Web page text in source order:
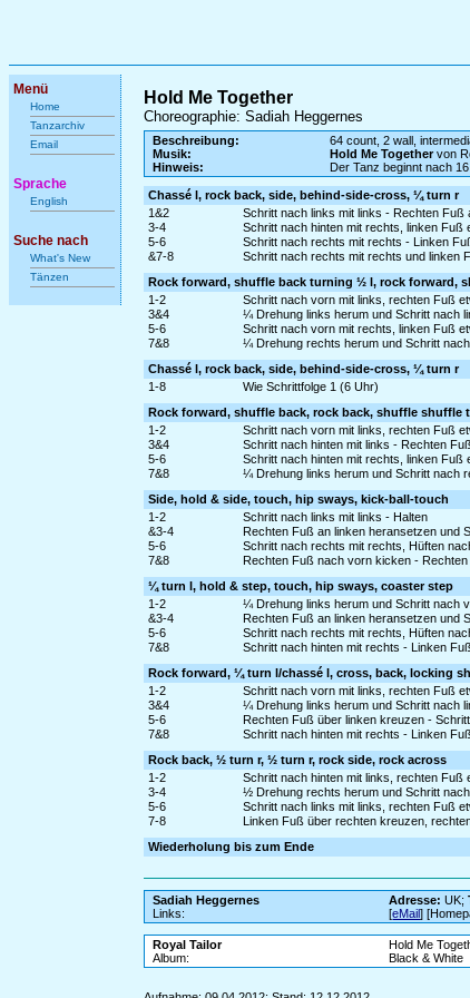
Menü
Home
Tanzarchiv
Email
Sprache
English
Suche nach
What's New
Tänzen
Hold Me Together
Choreographie: Sadiah Heggernes
Beschreibung:
64 count, 2 wall,
Musik:
Hold Me Togethervon
Hinweis:
Der Tanz beginnt nach
Chassé l, rock back, side, behind-side-cross, ¼ turn r
1&2
Schritt nach links mit links - Rechten Fuß
3-4
Schritt nach hinten mit rechts, linken
5-6
Schritt nach rechts mit rechts - Linken
&7-8
Schritt nach rechts mit rechts und linken
Rock forward, shuffle back turning ½ l, rock forward,
1-2
Schritt nach vorn mit links, rechten Fuß
3&4
¼ Drehung links herum und Schritt nach
5-6
Schritt nach vorn mit rechts, linken Fuß
7&8
¼ Drehung rechts herum und Schritt
Chassé l, rock back, side, behind-side-cross, ¼ turn r
1-8
Wie Schrittfolge 1 (6 Uhr)
Rock forward, shuffle back, rock back, shuffle shuffle
1-2
Schritt nach vorn mit links, rechten Fuß
3&4
Schritt nach hinten mit links - Rechten
5-6
Schritt nach hinten mit rechts, linken
7&8
¼ Drehung links herum und Schritt nach
Side, hold & side, touch, hip sways, kick-ball-touch
1-2
Schritt nach links mit links - Halten
&3-4
Rechten Fuß an linken heransetzen und
5-6
Schritt nach rechts mit rechts, Hüften
7&8
Rechten Fuß nach vorn kicken -
¼ turn l, hold & step, touch, hip sways, coaster step
1-2
¼ Drehung links herum und Schritt nach
&3-4
Rechten Fuß an linken heransetzen und
5-6
Schritt nach rechts mit rechts, Hüften
7&8
Schritt nach hinten mit rechts - Linken
Rock forward, ¼ turn l/chassé l, cross, back, locking
1-2
Schritt nach vorn mit links, rechten Fuß
3&4
¼ Drehung links herum und Schritt nach
5-6
Rechten Fuß über linken kreuzen -
7&8
Schritt nach hinten mit rechts - Linken
Rock back, ½ turn r, ½ turn r, rock side, rock across
1-2
Schritt nach hinten mit links, rechten
3-4
½ Drehung rechts herum und Schritt
5-6
Schritt nach links mit links, rechten Fuß
7-8
Linken Fuß über rechten kreuzen,
Wiederholung bis zum Ende
Sadiah Heggernes Adresse: UK;
Links:
[eMail]
Royal Tailor
Hold Me
Album:
Black & White